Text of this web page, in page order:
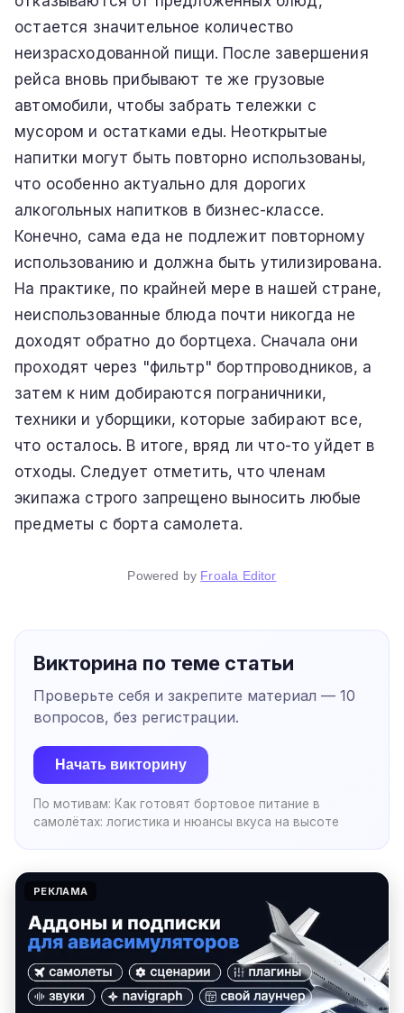
остается значительное количество
неизрасходованной пищи. После завершения
рейса вновь прибывают те же грузовые
автомобили, чтобы забрать тележки с
мусором и остатками еды. Неоткрытые
напитки могут быть повторно использованы,
что особенно актуально для дорогих
алкогольных напитков в бизнес-классе.
Конечно, сама еда не подлежит повторному
использованию и должна быть утилизирована.
На практике, по крайней мере в нашей стране,
неиспользованные блюда почти никогда не
доходят обратно до бортцеха. Сначала они
проходят через "фильтр" бортпроводников, а
затем к ним добираются пограничники,
техники и уборщики, которые забирают все,
что осталось. В итоге, вряд ли что-то уйдет в
отходы. Следует отметить, что членам
экипажа строго запрещено выносить любые
предметы с борта самолета.
Powered by Froala Editor
Викторина по теме статьи
Проверьте себя и закрепите материал — 10
вопросов, без регистрации.
Начать викторину
По мотивам: Как готовят бортовое питание в
самолётах: логистика и нюансы вкуса на высоте
РЕКЛАМА